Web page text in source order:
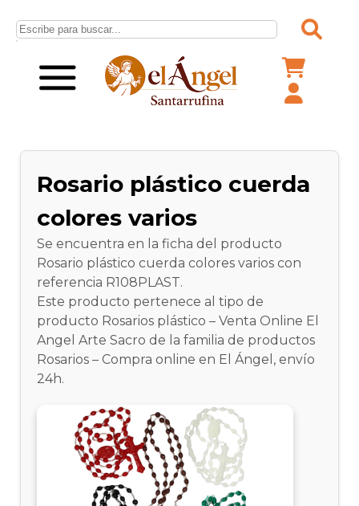
Rosario plástico cuerda
colores varios
Se encuentra en la ficha del producto
Rosario plástico cuerda colores varios con
referencia R108PLAST.
Este producto pertenece al tipo de
producto Rosarios plástico – Venta Online El
Angel Arte Sacro de la familia de productos
Rosarios – Compra online en El Ángel, envío
24h.